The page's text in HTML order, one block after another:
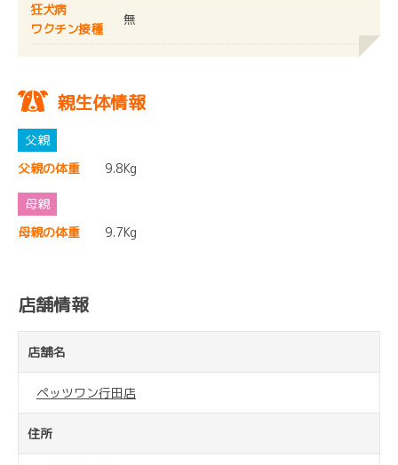
狂犬病
ワクチン接種
無
親生体情報
父親の体重 9.8Kg
母親の体重 9.7Kg
店舗情報
店舗名
ペッツワン行田店
住所